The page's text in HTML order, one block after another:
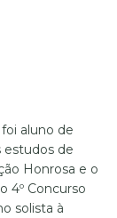
aluno de
estudos de
Honrosa e o
4º Concurso
solista à